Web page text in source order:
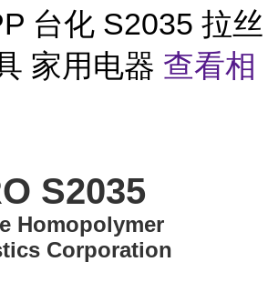
台化 S2035 拉丝
家用电器 查看相
S2035
Homopolymer
Corporation